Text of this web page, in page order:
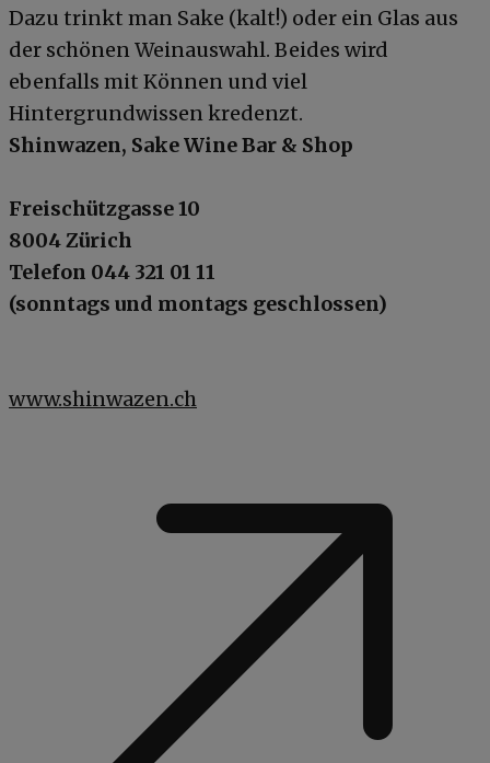
Dazu trinkt man Sake (kalt!) oder ein Glas aus
der schönen Weinauswahl. Beides wird
ebenfalls mit Können und viel
Hintergrundwissen kredenzt.
Shinwazen, Sake Wine Bar & Shop
Freischützgasse 10
8004 Zürich
Telefon 044 321 01 11
(sonntags und montags geschlossen)
www.shinwazen.ch